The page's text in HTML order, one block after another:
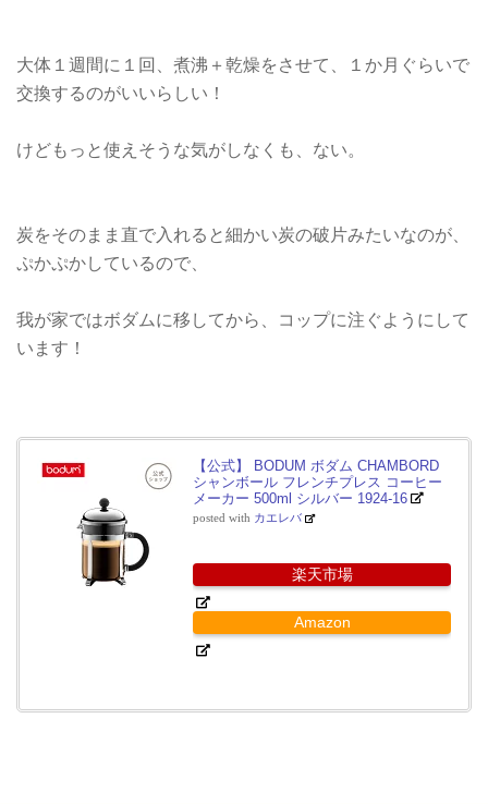
大体１週間に１回、煮沸＋乾燥をさせて、１か月ぐらいで
交換するのがいいらしい！
けどもっと使えそうな気がしなくも、ない。
炭をそのまま直で入れると細かい炭の破片みたいなのが、
ぷかぷかしているので、
我が家ではボダムに移してから、コップに注ぐようにして
います！
【公式】 BODUM ボダム CHAMBORD
シャンボール フレンチプレス コーヒー
メーカー 500ml シルバー 1924-16
posted with カエレバ
楽天市場
Amazon